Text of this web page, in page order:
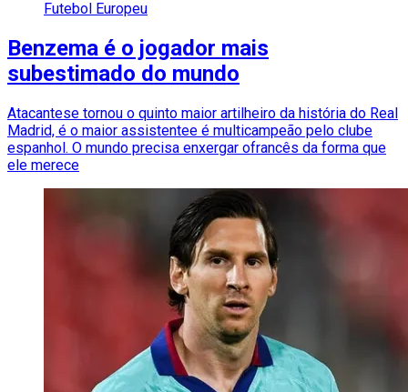
Futebol Europeu
Benzema é o jogador mais
subestimado do mundo
Atacantese tornou o quinto maior artilheiro da história do Real
Madrid, é o maior assistentee é multicampeão pelo clube
espanhol. O mundo precisa enxergar ofrancês da forma que
ele merece